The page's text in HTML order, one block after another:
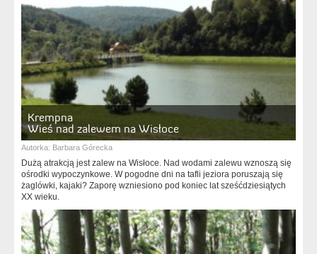
Krempna
Wieś nad zalewem na Wisłoce
Autorka: Barbara Górecka
Dużą atrakcją jest zalew na Wisłoce. Nad wodami zalewu wznoszą się
ośrodki wypoczynkowe. W pogodne dni na tafli jeziora poruszają się
żaglówki, kajaki? Zaporę wzniesiono pod koniec lat sześćdziesiątych
XX wieku.